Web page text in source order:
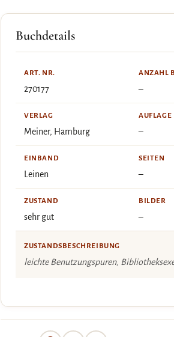
Buchdetails
ART. NR.
270177
ANZAHL
–
VERLAG
Meiner, Hamburg
AUFLAGE
–
EINBAND
Leinen
SEITEN
–
ZUSTAND
sehr gut
BILDER
–
ZUSTANDSBESCHREIBUNG
leichte Benutzungspuren,